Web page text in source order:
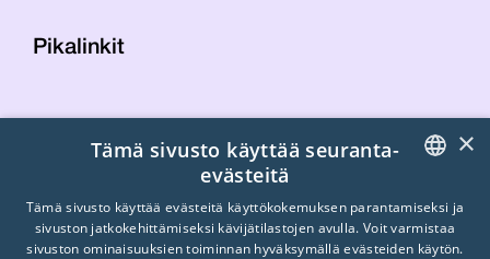
Pikalinkit
Laskutustiedot
Tietosuojaseloste
Turvallisemman tilan periaatteet
FINNISH
×
Tämä sivusto käyttää seuranta-
evästeitä
Tämä sivusto käyttää evästeitä käyttökokemuksen parantamiseksi ja
sivuston jatkokehittämiseksi kävijätilastojen avulla. Voit varmistaa
sivuston ominaisuuksien toiminnan hyväksymällä evästeiden käytön.